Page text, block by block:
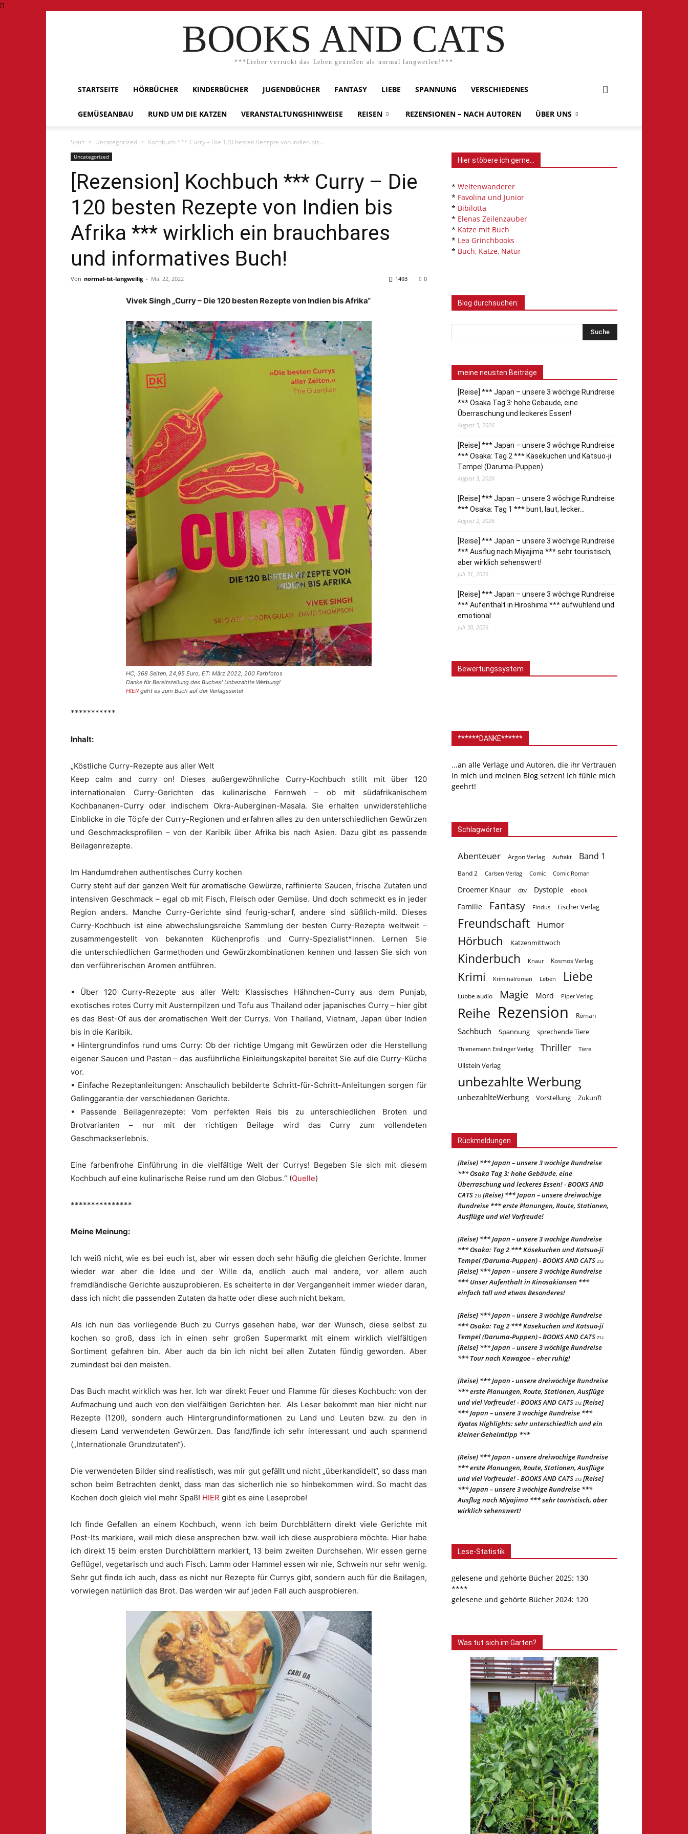
BOOKS AND CATS
***Lieber verrückt das Leben genießen als normal langweilen!***
STARTSEITE HÖRBÜCHER KINDERBÜCHER JUGENDBÜCHER FANTASY LIEBE SPANNUNG VERSCHIEDENES
GEMÜSEANBAU RUND UM DIE KATZEN VERANSTALTUNGSHINWEISE REISEN REZENSIONEN – NACH AUTOREN ÜBER UNS
Start Uncategorized Kochbuch *** Curry – Die 120 besten Rezepte von Indien bis...
Uncategorized
[Rezension] Kochbuch *** Curry – Die
120 besten Rezepte von Indien bis
Afrika *** wirklich ein brauchbares
und informatives Buch!
Von normal-ist-langweilig - Mai 22, 2022 0
1493
Vivek Singh „Curry – Die 120 besten Rezepte von Indien bis Afrika“
HC, 368 Seiten, 24,95 Euro, ET: März 2022, 200 Farbfotos
Danke für Bereitstellung des Buches! Unbezahlte Werbung!
HIER geht es zum Buch auf der Verlagsseite!
***********
Inhalt:
„Köstliche Curry-Rezepte aus aller Welt
Keep calm and curry on! Dieses außergewöhnliche Curry-Kochbuch stillt mit über 120
internationalen Curry-Gerichten das kulinarische Fernweh – ob mit südafrikanischem
Kochbananen-Curry oder indischem Okra-Auberginen-Masala. Sie erhalten unwiderstehliche
Einblicke in die Töpfe der Curry-Regionen und erfahren alles zu den unterschiedlichen Gewürzen
und Geschmacksprofilen – von der Karibik über Afrika bis nach Asien. Dazu gibt es passende
Beilagenrezepte.
Im Handumdrehen authentisches Curry kochen
Curry steht auf der ganzen Welt für aromatische Gewürze, raffinierte Saucen, frische Zutaten und
intensiven Geschmack – egal ob mit Fisch, Fleisch oder Gemüse. Und doch schmeckt es in jeder
Region anders. Manche Curry-Gerichte sind feurig-scharf, andere sind süßlich-mild. Dieses
Curry-Kochbuch ist eine abwechslungsreiche Sammlung der besten Curry-Rezepte weltweit –
zusammengestellt von bekannten Küchenprofis und Curry-Spezialist*innen. Lernen Sie
die unterschiedlichen Garmethoden und Gewürzkombinationen kennen und lassen Sie sich von
den verführerischen Aromen entführen.
• Über 120 Curry-Rezepte aus aller Welt: Klassisches Hähnchen-Curry aus dem Punjab,
exotisches rotes Curry mit Austernpilzen und Tofu aus Thailand oder japanisches Curry – hier gibt
es das Best-Of aus der aromatischen Welt der Currys. Von Thailand, Vietnam, Japan über Indien
bis in die Karibik.
• Hintergrundinfos rund ums Curry: Ob der richtige Umgang mit Gewürzen oder die Herstellung
eigener Saucen und Pasten – das ausführliche Einleitungskapitel bereitet Sie auf die Curry-Küche
vor.
• Einfache Rezeptanleitungen: Anschaulich bebilderte Schritt-für-Schritt-Anleitungen sorgen für
Gelinggarantie der verschiedenen Gerichte.
• Passende Beilagenrezepte: Vom perfekten Reis bis zu unterschiedlichen Broten und
Brotvarianten – nur mit der richtigen Beilage wird das Curry zum vollendeten
Geschmackserlebnis.
Eine farbenfrohe Einführung in die vielfältige Welt der Currys! Begeben Sie sich mit diesem
Kochbuch auf eine kulinarische Reise rund um den Globus.“ (Quelle)
***************
Meine Meinung:
Ich weiß nicht, wie es bei euch ist, aber wir essen doch sehr häufig die gleichen Gerichte. Immer
wieder war aber die Idee und der Wille da, endlich auch mal andere, vor allem auch
fremdländische Gerichte auszuprobieren. Es scheiterte in der Vergangenheit immer wieder daran,
dass ich nicht die passenden Zutaten da hatte oder diese auch nicht bekam.
Als ich nun das vorliegende Buch zu Currys gesehen habe, war der Wunsch, diese selbst zu
kochen so groß, dass ich in einen sehr großen Supermarkt mit einem wirklich vielfältigen
Sortiment gefahren bin. Aber auch da bin ich nicht bei allen Zutaten fündig geworden. Aber
zumindest bei den meisten.
Das Buch macht wirklich was her. Ich war direkt Feuer und Flamme für dieses Kochbuch: von der
Aufmachung und auch von den vielfältigen Gerichten her. Als Leser bekommt man hier nicht nur
Rezepte (120!), sondern auch Hintergrundinformationen zu Land und Leuten bzw. zu den in
diesem Land verwendeten Gewürzen. Das fand/finde ich sehr interessant und auch spannend
(„Internationale Grundzutaten“).
Die verwendeten Bilder sind realistisch, was mir gut gefällt und nicht „überkandidelt“, so dass man
schon beim Betrachten denkt, dass man das sicherlich nie so hinbekommen wird. So macht das
Kochen doch gleich viel mehr Spaß! HIER gibt es eine Leseprobe!
Ich finde Gefallen an einem Kochbuch, wenn ich beim Durchblättern direkt viele Gerichte mit
Post-Its markiere, weil mich diese ansprechen bzw. weil ich diese ausprobiere möchte. Hier habe
ich direkt 15 beim ersten Durchblättern markiert, 13 beim zweiten Durchsehen. Wir essen gerne
Geflügel, vegetarisch und auch Fisch. Lamm oder Hammel essen wir nie, Schwein nur sehr wenig.
Sehr gut finde ich auch, dass es nicht nur Rezepte für Currys gibt, sondern auch für die Beilagen,
vorwiegen natürlich das Brot. Das werden wir auf jeden Fall auch ausprobieren.
Hier stöbere ich gerne…
* Weltenwanderer
* Favolina und Junior
* Bibilotta
* Elenas Zeilenzauber
* Katze mit Buch
* Lea Grinchbooks
* Buch, Katze, Natur
Blog durchsuchen:
meine neusten Beiträge
[Reise] *** Japan – unsere 3 wöchige Rundreise
*** Osaka Tag 3: hohe Gebäude, eine
Überraschung und leckeres Essen!
August 5, 2026
[Reise] *** Japan – unsere 3 wöchige Rundreise
*** Osaka: Tag 2 *** Käsekuchen und Katsuo-ji
Tempel (Daruma-Puppen)
August 3, 2026
[Reise] *** Japan – unsere 3 wöchige Rundreise
*** Osaka: Tag 1 *** bunt, laut, lecker…
August 2, 2026
[Reise] *** Japan – unsere 3 wöchige Rundreise
*** Ausflug nach Miyajima *** sehr touristisch,
aber wirklich sehenswert!
Juli 31, 2026
[Reise] *** Japan – unsere 3 wöchige Rundreise
*** Aufenthalt in Hiroshima *** aufwühlend und
emotional
Juli 30, 2026
Bewertungssystem
******DANKE******
...an alle Verlage und Autoren, die ihr Vertrauen
in mich und meinen Blog setzen! Ich fühle mich
geehrt!
Schlagwörter
Abenteuer Argon Verlag Auftakt Band 1
Band 2 Carlsen Verlag Comic Comic Roman
Droemer Knaur dtv Dystopie ebook
Familie Fantasy Findus Fischer Verlag
Freundschaft Humor
Hörbuch Katzenmittwoch
Kinderbuch Knaur Kosmos Verlag
Krimi Kriminalroman Leben Liebe
Lübbe audio Magie Mord Piper Verlag
Reihe Rezension Roman
Sachbuch Spannung sprechende Tiere
Thienemann Esslinger Verlag Thriller Tiere
Ullstein Verlag
unbezahlte Werbung
unbezahlteWerbung Vorstellung Zukunft
Rückmeldungen
[Reise] *** Japan – unsere 3 wöchige Rundreise
*** Osaka Tag 3: hohe Gebäude, eine
Überraschung und leckeres Essen! - BOOKS AND
CATSzu[Reise] *** Japan – unsere dreiwöchige
Rundreise *** erste Planungen, Route, Stationen,
Ausflüge und viel Vorfreude!
[Reise] *** Japan – unsere 3 wöchige Rundreise
*** Osaka: Tag 2 *** Käsekuchen und Katsuo-ji
Tempel (Daruma-Puppen) - BOOKS AND CATSzu
[Reise] *** Japan – unsere 3 wöchige Rundreise
*** Unser Aufenthalt in Kinosakionsen ***
einfach toll und etwas Besonderes!
[Reise] *** Japan – unsere 3 wöchige Rundreise
*** Osaka: Tag 2 *** Käsekuchen und Katsuo-ji
Tempel (Daruma-Puppen) - BOOKS AND CATSzu
[Reise] *** Japan – unsere 3 wöchige Rundreise
*** Tour nach Kawagoe – eher ruhig!
[Reise] *** Japan - unsere dreiwöchige Rundreise
*** erste Planungen, Route, Stationen, Ausflüge
und viel Vorfreude! - BOOKS AND CATSzu[Reise]
*** Japan – unsere 3 wöchige Rundreise ***
Kyotos Highlights: sehr unterschiedlich und ein
kleiner Geheimtipp ***
[Reise] *** Japan - unsere dreiwöchige Rundreise
*** erste Planungen, Route, Stationen, Ausflüge
und viel Vorfreude! - BOOKS AND CATSzu[Reise]
*** Japan – unsere 3 wöchige Rundreise ***
Ausflug nach Miyajima *** sehr touristisch, aber
wirklich sehenswert!
Lese-Statistik
gelesene und gehörte Bücher 2025: 130
****
gelesene und gehörte Bücher 2024: 120
Was tut sich im Garten?